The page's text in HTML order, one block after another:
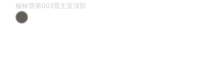
榆林窟第003窟主室顶部